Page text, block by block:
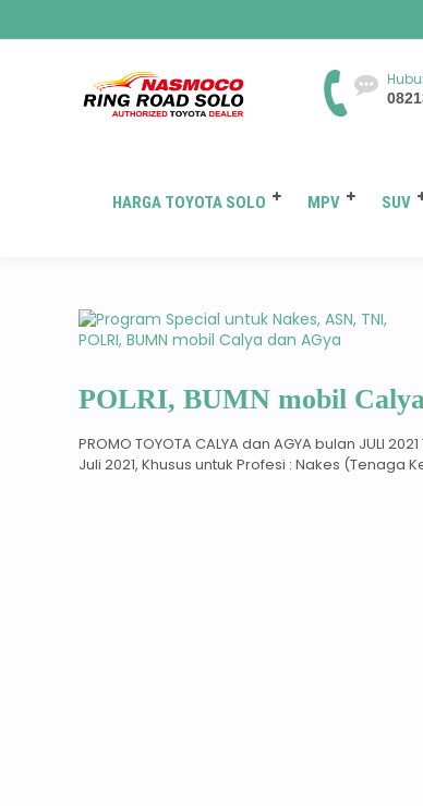
HARGA TOYOTA SOLO MPV SUV
POLRI, BUMN mobil
PROMO TOYOTA CALYA dan AGYA bulan JULI
Juli 2021, Khusus untuk Profesi : Nakes (Tenaga